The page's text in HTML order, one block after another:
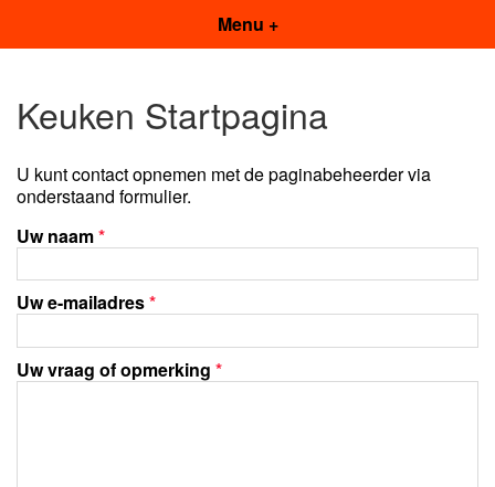
Menu +
Keuken Startpagina
U kunt contact opnemen met de paginabeheerder via
onderstaand formulier.
Uw naam*
Uw e-mailadres*
Uw vraag of opmerking *